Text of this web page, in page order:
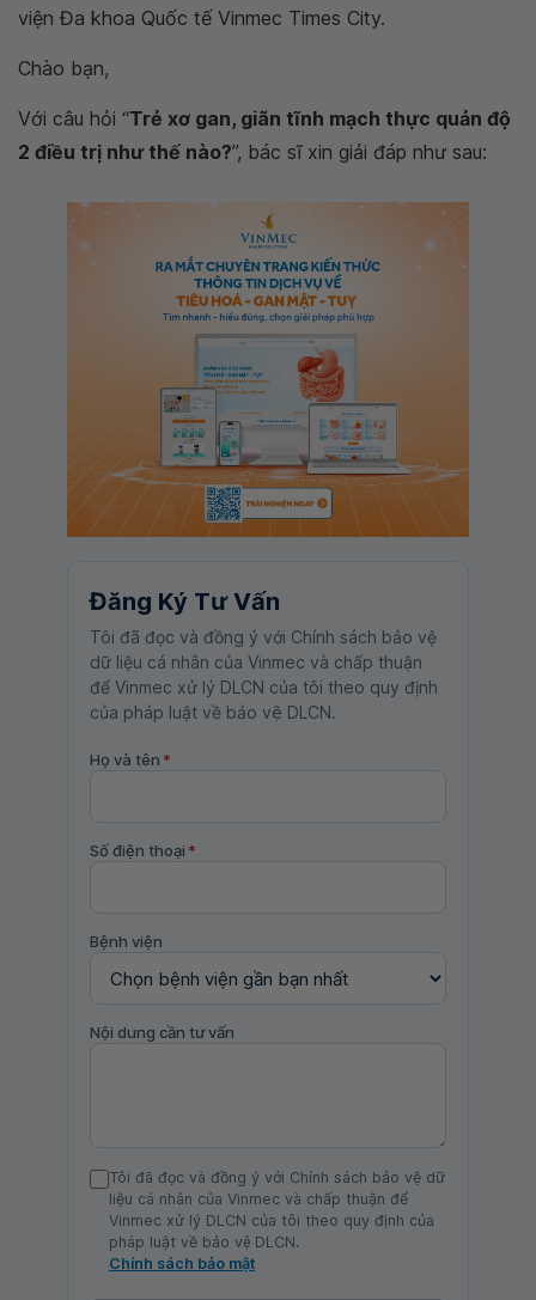
viện Đa khoa Quốc tế Vinmec Times City.
Chào bạn,
Với câu hỏi “Trẻ xơ gan, giãn tĩnh mạch thực quản độ
2 điều trị như thế nào?”, bác sĩ xin giải đáp như sau:
Đăng Ký Tư Vấn
Tôi đã đọc và đồng ý với Chính sách bảo vệ
dữ liệu cá nhân của Vinmec và chấp thuận
để Vinmec xử lý DLCN của tôi theo quy định
của pháp luật về bảo vệ DLCN.
Họ và tên *
Số điện thoại *
Bệnh viện
Nội dung cần tư vấn
Tôi đã đọc và đồng ý với Chính sách bảo vệ dữ
liệu cá nhân của Vinmec và chấp thuận để
Vinmec xử lý DLCN của tôi theo quy định của
pháp luật về bảo vệ DLCN.
Chính sách bảo mật